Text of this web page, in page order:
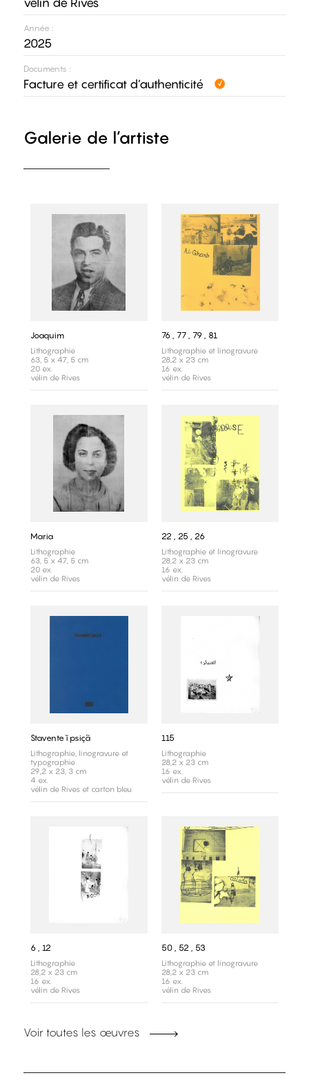
Année :
2025
Documents :
Facture et certificat d’authenticité
Galerie de l’artiste
Joaquim
Lithographie
63, 5 x 47, 5 cm
20 ex.
vélin de Rives
76 , 77 , 79 , 81
Lithographie et linogravure
28,2 x 23 cm
16 ex.
vélin de Rives
Maria
Lithographie
63, 5 x 47, 5 cm
20 ex.
vélin de Rives
22 , 25 , 26
Lithographie et linogravure
28,2 x 23 cm
16 ex.
vélin de Rives
Stavente ĭ psiçã
Lithographie, linogravure et
typographie
29,2 x 23, 3 cm
4 ex.
vélin de Rives et carton bleu
115
Lithographie
28,2 x 23 cm
16 ex.
vélin de Rives
6 , 12
Lithographie
28,2 x 23 cm
16 ex.
vélin de Rives
50 , 52 , 53
Lithographie et linogravure
28,2 x 23 cm
16 ex.
vélin de Rives
Voir toutes les œuvres